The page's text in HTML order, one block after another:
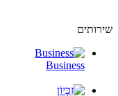
שירותים
Business